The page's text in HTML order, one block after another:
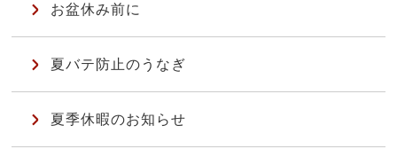
お盆休み前に
夏バテ防止のうなぎ
夏季休暇のお知らせ